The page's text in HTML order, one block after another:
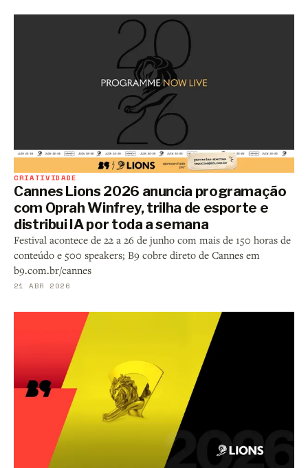
CRIATIVIDADE
Cannes Lions 2026 anuncia programação
com Oprah Winfrey, trilha de esporte e
distribui IA por toda a semana
Festival acontece de 22 a 26 de junho com mais de 150 horas de
conteúdo e 500 speakers; B9 cobre direto de Cannes em
b9.com.br/cannes
21 ABR 2026